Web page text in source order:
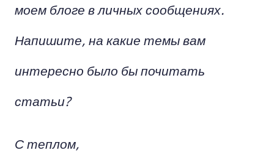
моем блоге в личных сообщениях.
Напишите, на какие темы вам
интересно было бы почитать
статьи?
С теплом,